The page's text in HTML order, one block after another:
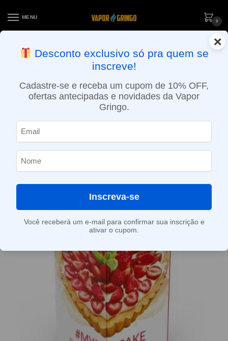
MENU
0
ENTREGA NO MESMO DIA EM SÃO PAULO (SEG A SEX): PEDIDOS
APROVADOS ATÉ 15:30 VIA MOTOBOY
×
Desconto exclusivo só pra quem se
inscreve!
Cadastre-se e receba um cupom de 10% OFF,
ofertas antecipadas e novidades da Vapor
Gringo.
Inscreva-se
Você receberá um e-mail para confirmar sua inscrição e
ativar o cupom.